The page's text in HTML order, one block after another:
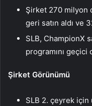
Şirket 270 milyon
geri satın aldı ve
SLB, ChampionX
programını geçici
Şirket Görünümü
SLB 2. çeyrek için